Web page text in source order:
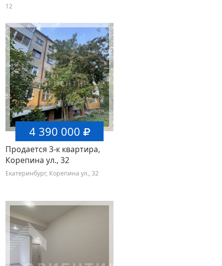
12
4 390 000
Продается 3-к квартира,
Корепина ул., 32
Екатеринбург, Корепина ул., 32